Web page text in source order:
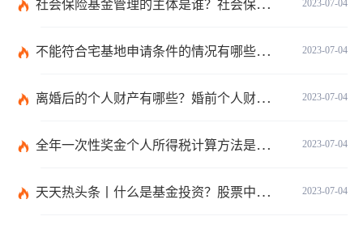
2023-07-04
社会保险基金管理的主体是谁？社会保险基金投资运营的管理有几方面？
2023-07-04
不能符合宅基地申请条件的情况有哪些？申请宅基地需要哪些材料？
2023-07-04
离婚后的个人财产有哪些？婚前个人财产要怎么证明？
2023-07-04
全年一次性奖金个人所得税计算方法是什么？个税专项附加扣除如何界定？
2023-07-04
天天热头条丨什么是基金投资？股票中的价值投资是什么意思？